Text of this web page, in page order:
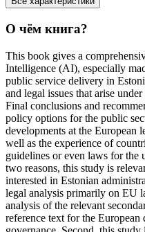
О чём книга?
This book gives a
Intelligence (AI), especially
public service delivery in
and legal issues that arise
Final conclusions and
policy options for the public
developments at the European
well as the experience of
guidelines or even laws for the
two reasons, this study is
interested in Estonian
legal analysis primarily on EU
analysis of the relevant
reference text for the